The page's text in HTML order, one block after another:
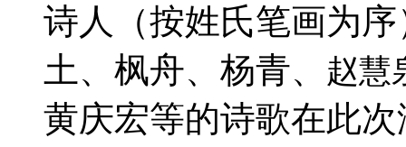
诗人
（按姓氏笔画为
土、枫舟、杨青、 赵慧
黄庆宏等的诗歌在此